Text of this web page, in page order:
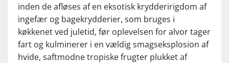
inden de afløses af en eksotisk krydderirigdom af
ingefær og bagekrydderier, som bruges i
køkkenet ved juletid, før oplevelsen for alvor tager
fart og kulminerer i en vældig smagseksplosion af
hvide, saftmodne tropiske frugter plukket af